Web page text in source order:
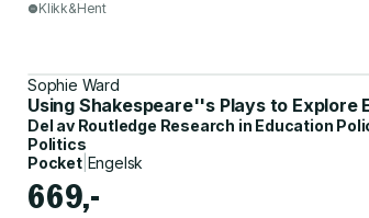
Klikk&Hent
Sophie Ward
Using Shakespeare''s Plays to Explore
Del av Routledge Research in Education
Politics
Pocket| Engelsk
669,-